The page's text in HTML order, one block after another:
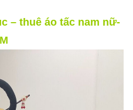
– thuê áo tấc nam nữ-